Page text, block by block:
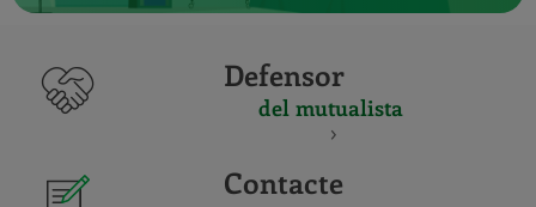
Defensor
del mutualista
Contacte